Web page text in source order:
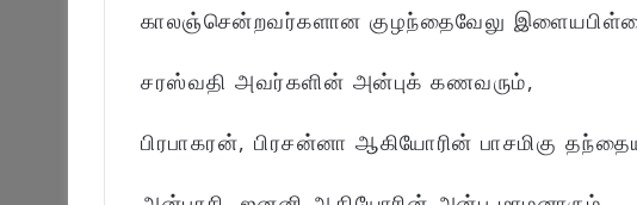
காலஞ்சென்றவர்களான குழந்தைவேலு
சரஸ்வதி அவர்களின் அன்புக் கணவரும்,
பிரபாகரன், பிரசன்னா ஆகியோரின் பாசமிகு